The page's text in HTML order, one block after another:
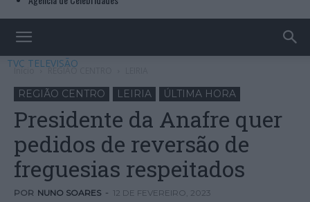
TVC TELEVISÃO
Início REGIÃO CENTRO
REGIÃO CENTRO LEIRIA ÚLTIMA HORA
Presidente da Anafre quer
pedidos de reversão de
freguesias respeitados
POR NUNO SOARES - 12 DE FEVEREIRO, 2023